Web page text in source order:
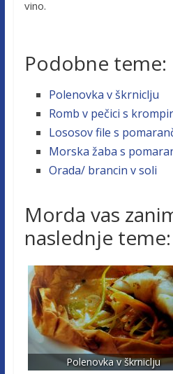
vino.
Podobne teme:
Polenovka v škrniclju
Romb v pečici s
Lososov file s
Morska žaba s
Orada/ brancin v soli
Morda vas
naslednje teme:
Polenovka v škrniclju